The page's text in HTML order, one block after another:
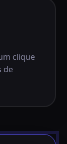
clique
de